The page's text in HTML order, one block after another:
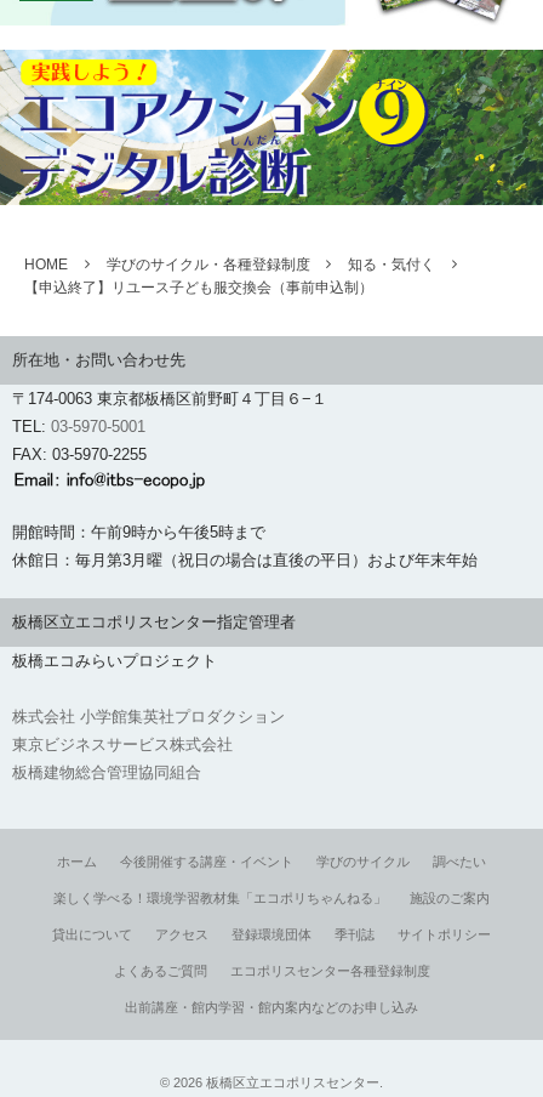
HOME 学びのサイクル・各種登録制度
知る・気付く
【申込終了】リユース子ども服交換会（事前申込制）
所在地・お問い合わせ先
〒174-0063 東京都板橋区前野町４丁目６−１
TEL: 03-5970-5001
FAX: 03-5970-2255
開館時間：午前9時から午後5時まで
休館日：毎月第3月曜（祝日の場合は直後の平日）および年末年始
板橋区立エコポリスセンター指定管理者
板橋エコみらいプロジェクト
株式会社 小学館集英社プロダクション
東京ビジネスサービス株式会社
板橋建物総合管理協同組合
ホーム 今後開催する講座・イベント 学びのサイクル 調べたい
楽しく学べる！環境学習教材集「エコポリちゃんねる」 施設のご案内
貸出について アクセス 登録環境団体 季刊誌 サイトポリシー
よくあるご質問 エコポリスセンター各種登録制度
出前講座・館内学習・館内案内などのお申し込み
© 2026 板橋区立エコポリスセンター